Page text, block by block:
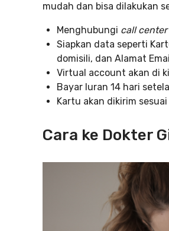
mudah dan bisa dilakukan
Menghubungi call center
Siapkan data seperti
domisili, dan Alamat
Virtual account akan di
Bayar Iuran 14 hari
Kartu akan dikirim
Cara ke Dokter